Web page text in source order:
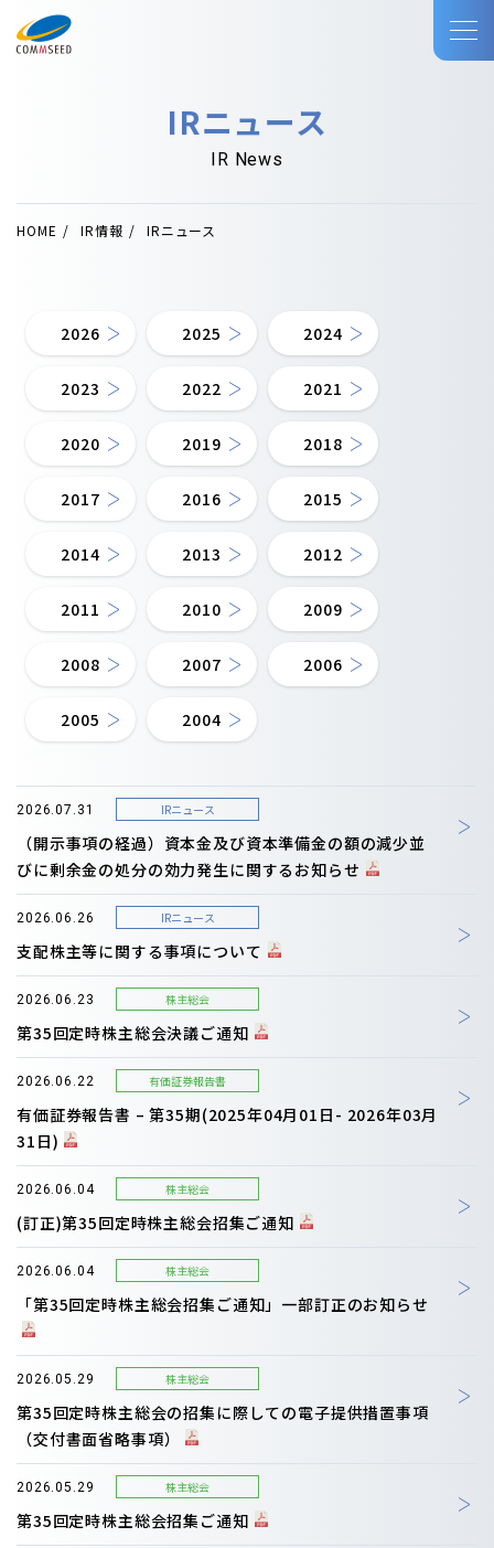
IRニュース
IR News
HOME IR情報 IRニュース
2026 2025 2024
2023 2022 2021
2020 2019 2018
2017 2016 2015
2014 2013 2012
2011 2010 2009
2008 2007 2006
2005 2004
2026.07.31 IRニュース
（開示事項の経過）資本金及び資本準備金の額の減少並
びに剰余金の処分の効力発生に関するお知らせ
2026.06.26 IRニュース
支配株主等に関する事項について
2026.06.23 株主総会
第35回定時株主総会決議ご通知
2026.06.22 有価証券報告書
有価証券報告書 – 第35期(2025年04月01日- 2026年03月
31日)
2026.06.04 株主総会
(訂正)第35回定時株主総会招集ご通知
2026.06.04 株主総会
「第35回定時株主総会招集ご通知」一部訂正のお知らせ
2026.05.29 株主総会
第35回定時株主総会の招集に際しての電子提供措置事項
（交付書面省略事項）
2026.05.29 株主総会
第35回定時株主総会招集ご通知